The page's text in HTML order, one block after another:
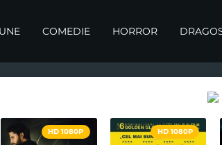
COMEDIE HORROR
HD 1080P HD 1080P